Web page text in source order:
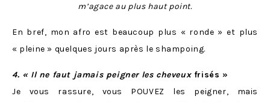
m’agace au plus haut point.
En bref, mon afro est beaucoup plus « ronde » et plus
« pleine » quelques jours après le shampoing.
4. « Il ne faut jamais peigner les cheveuxfrisés »
Je vous rassure, vous POUVEZ les peigner, mais